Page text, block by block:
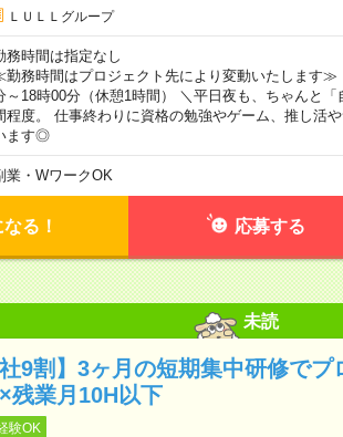
ＬＵＬＬグループ
務時間は指定なし
務時間はプロジェクト先により変動いたします≫
～18時00分（休憩1時間） ＼平日夜も、ちゃんと
程度。 仕事終わりに資格の勉強やゲーム、推し活
ます◎
業・WワークOK
る！ 応募する
未読
社9割】3ヶ月の短期集中研修で
残業月10H以下
験OK